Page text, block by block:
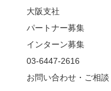
な
大阪支社
パートナー募集
インターン募集
03-6447-2616
お問い合わせ・ご相談